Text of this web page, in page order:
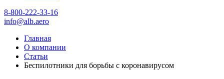
8-800-222-33-16
info@alb.aero
Главная
О компании
Статьи
Беспилотники для борьбы с коронавирусом